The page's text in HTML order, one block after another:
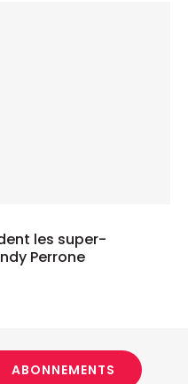
les super-
Perrone
ABONNEMENTS